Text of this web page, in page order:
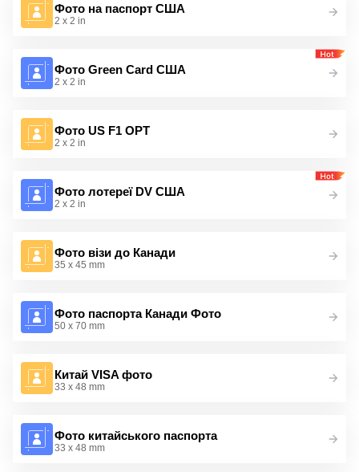
Фото на паспорт США
2 x 2 in
Фото Green Card США
2 x 2 in
Фото US F1 OPT
2 x 2 in
Фото лотереї DV США
2 x 2 in
Фото візи до Канади
35 x 45 mm
Фото паспорта Канади Фото
50 x 70 mm
Китай VISA фото
33 x 48 mm
Фото китайського паспорта
33 x 48 mm